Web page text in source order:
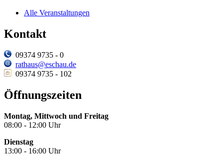
Alle Veranstaltungen
Kontakt
09374 9735 - 0
rathaus@eschau.de
09374 9735 - 102
Öffnungszeiten
Montag, Mittwoch und Freitag
08:00 - 12:00 Uhr
Dienstag
13:00 - 16:00 Uhr